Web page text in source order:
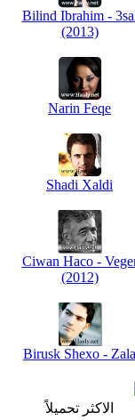
Bilind Ibrahim -
(2013)
Narin Feqe
Shadi Xaldi
Ciwan Haco -
(2012)
Birusk Shexo - Zala
الاكثر تحميلاً